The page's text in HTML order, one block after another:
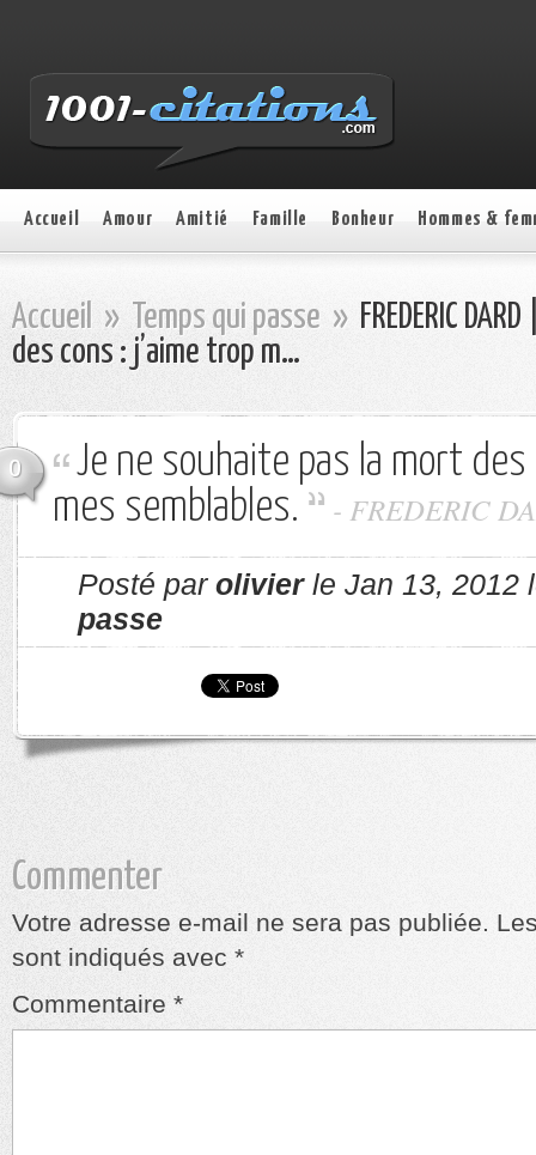
Accueil Amour Amitié Famille Bonheur Hommes &
Accueil » Temps qui passe » FREDERIC
des cons : j’aime trop m…
0
Je ne souhaite pas la mort
mes semblables.
- FREDERIC
Posté par olivierle Jan 13, 2012
passe
Commenter
Votre adresse e-mail ne sera pas publiée.
sont indiqués avec *
Commentaire *